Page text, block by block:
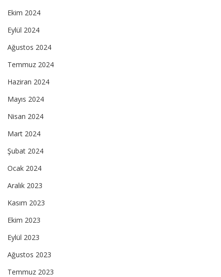
Ekim 2024
Eylül 2024
Ağustos 2024
Temmuz 2024
Haziran 2024
Mayıs 2024
Nisan 2024
Mart 2024
Şubat 2024
Ocak 2024
Aralık 2023
Kasım 2023
Ekim 2023
Eylül 2023
Ağustos 2023
Temmuz 2023